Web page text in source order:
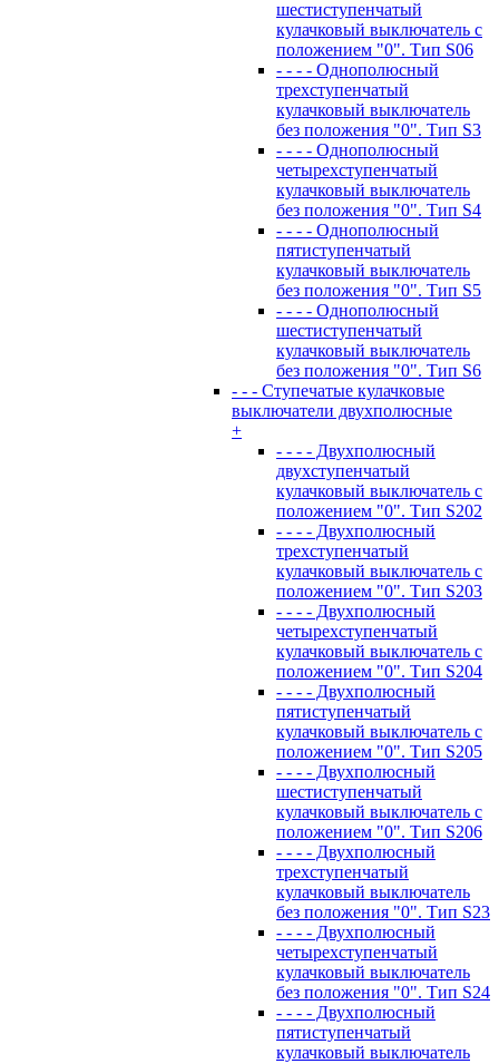
шестиступенчатый
кулачковый выключатель с
положением "0". Тип S06
- - - - Однополюсный
трехступенчатый
кулачковый выключатель
без положения "0". Тип S3
- - - - Однополюсный
четырехступенчатый
кулачковый выключатель
без положения "0". Тип S4
- - - - Однополюсный
пятиступенчатый
кулачковый выключатель
без положения "0". Тип S5
- - - - Однополюсный
шестиступенчатый
кулачковый выключатель
без положения "0". Тип S6
- - - Ступечатые кулачковые
выключатели двухполюсные
+
- - - - Двухполюсный
двухступенчатый
кулачковый выключатель с
положением "0". Тип S202
- - - - Двухполюсный
трехступенчатый
кулачковый выключатель с
положением "0". Тип S203
- - - - Двухполюсный
четырехступенчатый
кулачковый выключатель с
положением "0". Тип S204
- - - - Двухполюсный
пятиступенчатый
кулачковый выключатель с
положением "0". Тип S205
- - - - Двухполюсный
шестиступенчатый
кулачковый выключатель с
положением "0". Тип S206
- - - - Двухполюсный
трехступенчатый
кулачковый выключатель
без положения "0". Тип S23
- - - - Двухполюсный
четырехступенчатый
кулачковый выключатель
без положения "0". Тип S24
- - - - Двухполюсный
пятиступенчатый
кулачковый выключатель